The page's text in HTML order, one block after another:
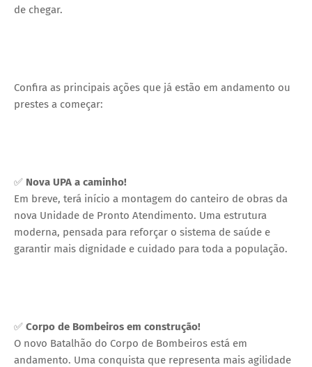
de chegar.
Confira as principais ações que já estão em andamento ou
prestes a começar:
✅ Nova UPA a caminho!
Em breve, terá início a montagem do canteiro de obras da
nova Unidade de Pronto Atendimento. Uma estrutura
moderna, pensada para reforçar o sistema de saúde e
garantir mais dignidade e cuidado para toda a população.
✅ Corpo de Bombeiros em construção!
O novo Batalhão do Corpo de Bombeiros está em
andamento. Uma conquista que representa mais agilidade